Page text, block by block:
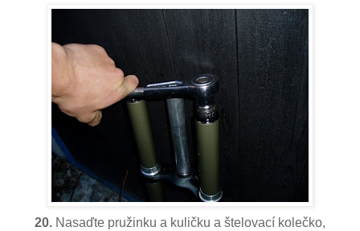
20. Nasaďte pružinku a kuličku a štelovací kolečko,